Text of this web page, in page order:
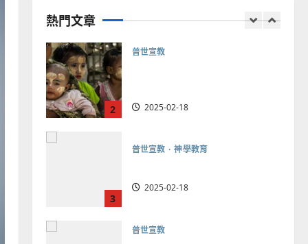
熱門文章 1 2024-01-09
2
普世宣教
2025-02-18
3
普世宣教 神學教育
2025-02-18
普世宣教